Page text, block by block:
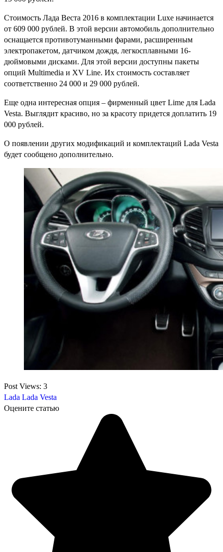
Стоимость Лада Веста 2016 в комплектации Luxe начинается
от 609 000 рублей. В этой версии автомобиль дополнительно
оснащается противотуманными фарами, расширенным
электропакетом, датчиком дождя, легкосплавными 16-
дюймовыми дисками. Для этой версии доступны пакеты
опций Multimedia и XV Line. Их стоимость составляет
соответственно 24 000 и 29 000 рублей.
Еще одна интересная опция – фирменный цвет Lime для Lada
Vesta. Выглядит красиво, но за красоту придется доплатить 19
000 рублей.
О появлении других модификаций и комплектаций Lada Vesta
будет сообщено дополнительно.
Post Views: 3
Lada Lada Vesta
Оцените статью